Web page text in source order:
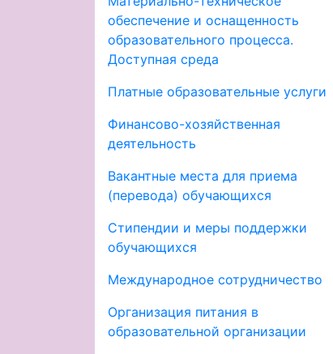
обеспечение и оснащенность
образовательного процесса.
Доступная среда
Платные образовательные услуги
Финансово-хозяйственная
деятельность
Вакантные места для приема
(перевода) обучающихся
Стипендии и меры поддержки
обучающихся
Международное сотрудничество
Организация питания в
образовательной организации